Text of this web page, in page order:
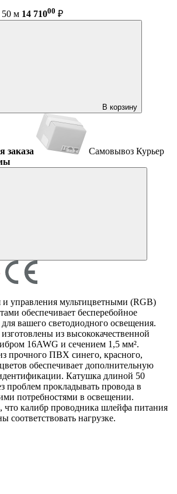
50 м 14 71000 ₽
В корзину
заказа Самовывоз Курьер
управления мультицветными (RGB)
обеспечивает бесперебойное
вашего светодиодного освещения.
из высококачественной
16AWG и сечением 1,5 мм².
прочного ПВХ синего, красного,
обеспечивает дополнительную
Катушка длиной 50
проблем прокладывать провода в
потребностями в освещении.
что калибр проводника шлейфа питания
соответствовать нагрузке.